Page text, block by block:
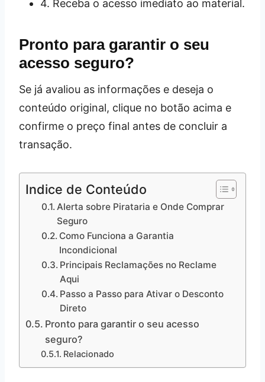
4. Receba o acesso imediato ao material.
Pronto para garantir o seu
acesso seguro?
Se já avaliou as informações e deseja o
conteúdo original, clique no botão acima e
confirme o preço final antes de concluir a
transação.
Indice de Conteúdo
Alerta sobre Pirataria e Onde Comprar
Seguro
Como Funciona a Garantia
Incondicional
Principais Reclamações no Reclame
Aqui
Passo a Passo para Ativar o Desconto
Direto
Pronto para garantir o seu acesso
seguro?
Relacionado